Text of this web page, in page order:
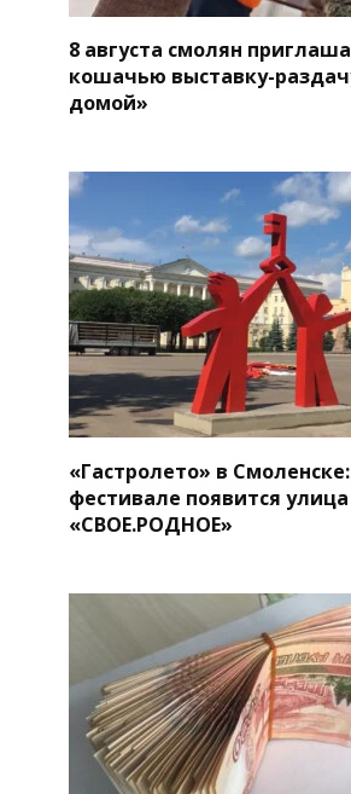
8 августа смолян
кошачью выставку-
домой»
«Гастролето» в
фестивале появится улица
«СВОЕ.РОДНОЕ»